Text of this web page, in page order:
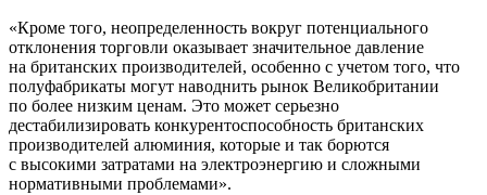
«Кроме того, неопределенность вокруг потенциального
отклонения торговли оказывает значительное давление
на британских производителей, особенно с учетом того, что
полуфабрикаты могут наводнить рынок Великобритании
по более низким ценам. Это может серьезно
дестабилизировать конкурентоспособность британских
производителей алюминия, которые и так борются
с высокими затратами на электроэнергию и сложными
нормативными проблемами».